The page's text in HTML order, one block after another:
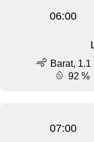
06:00
Barat, 1.1
92 %
07:00